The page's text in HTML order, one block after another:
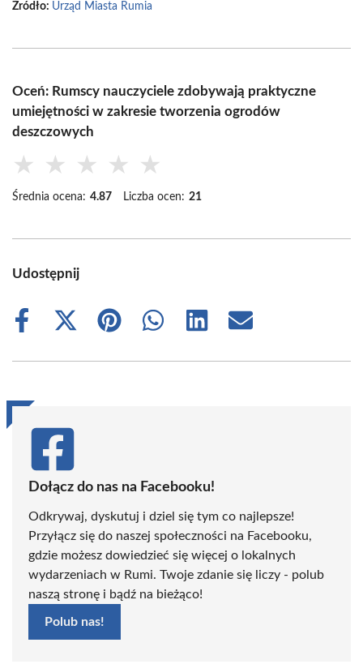
Źródło: Urząd Miasta Rumia
Oceń: Rumscy nauczyciele zdobywają praktyczne
umiejętności w zakresie tworzenia ogrodów
deszczowych
★ ★ ★ ★ ★
Średnia ocena: 4.87 Liczba ocen: 21
Udostępnij
Share
Share
(Twitter)
Share
Share
Share
Share
Dołącz do nas na Facebooku!
Odkrywaj, dyskutuj i dziel się tym co najlepsze!
Przyłącz się do naszej społeczności na Facebooku,
gdzie możesz dowiedzieć się więcej o lokalnych
wydarzeniach w Rumi. Twoje zdanie się liczy - polub
naszą stronę i bądź na bieżąco!
Polub nas!